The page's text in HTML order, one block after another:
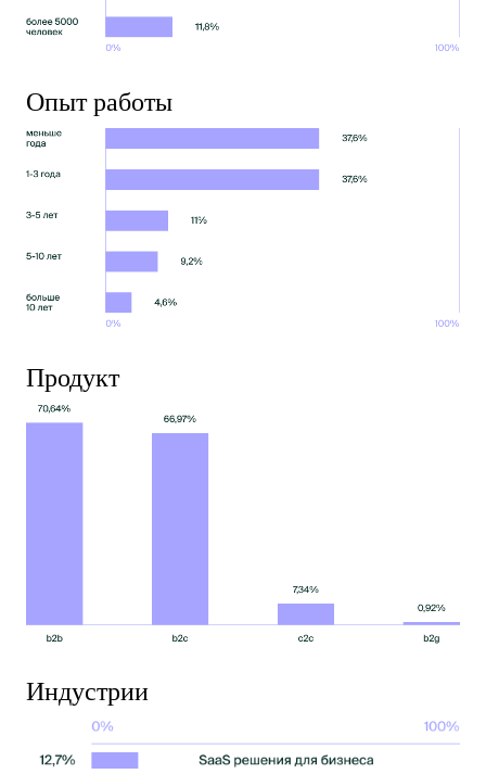
Опыт работы
Продукт
Индустрии